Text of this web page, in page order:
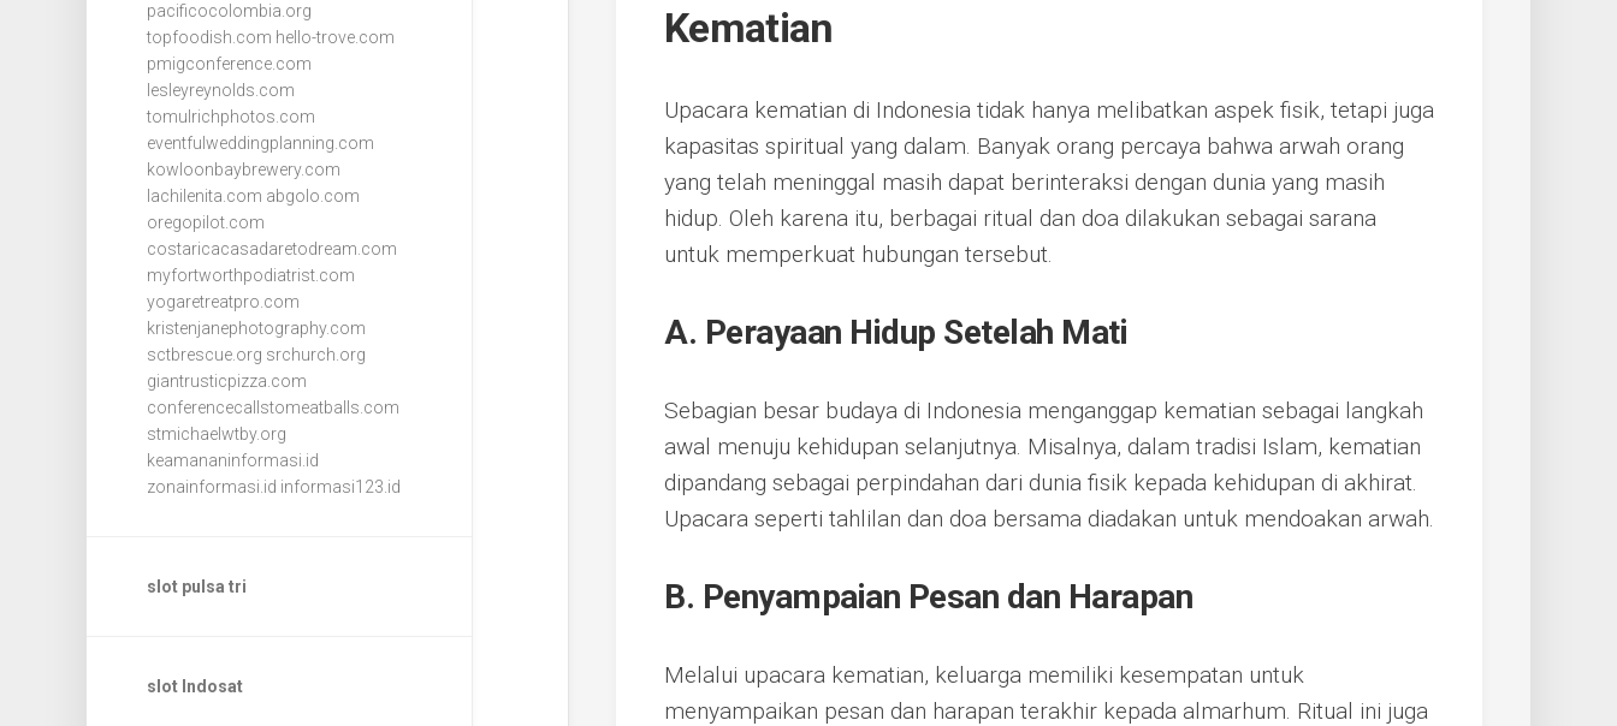
pacificocolombia.org
topfoodish.com hello-trove.com
pmigconference.com
lesleyreynolds.com
tomulrichphotos.com
eventfulweddingplanning.com
kowloonbaybrewery.com
lachilenita.com abgolo.com
oregopilot.com
costaricacasadaretodream.com
myfortworthpodiatrist.com
yogaretreatpro.com
kristenjanephotography.com
sctbrescue.org srchurch.org
giantrusticpizza.com
conferencecallstomeatballs.com
stmichaelwtby.org
keamananinformasi.id
zonainformasi.id informasi123.id
slot pulsa tri
slot Indosat
Kematian
Upacara kematian di Indonesia tidak hanya melibatkan aspek fisik, tetapi juga
kapasitas spiritual yang dalam. Banyak orang percaya bahwa arwah orang
yang telah meninggal masih dapat berinteraksi dengan dunia yang masih
hidup. Oleh karena itu, berbagai ritual dan doa dilakukan sebagai sarana
untuk memperkuat hubungan tersebut.
A. Perayaan Hidup Setelah Mati
Sebagian besar budaya di Indonesia menganggap kematian sebagai langkah
awal menuju kehidupan selanjutnya. Misalnya, dalam tradisi Islam, kematian
dipandang sebagai perpindahan dari dunia fisik kepada kehidupan di akhirat.
Upacara seperti tahlilan dan doa bersama diadakan untuk mendoakan arwah.
B. Penyampaian Pesan dan Harapan
Melalui upacara kematian, keluarga memiliki kesempatan untuk
menyampaikan pesan dan harapan terakhir kepada almarhum. Ritual ini juga